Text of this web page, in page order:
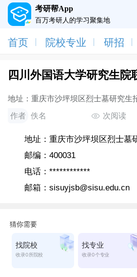
考研帮App
百万考研人的学习聚集地
首页 院校专业 研招
四川外国语大学研究生院
地址：重庆市沙坪坝区烈士墓研究生
400031电话：************邮箱：
作者 佚名 次阅读
地址：重庆市沙坪坝区烈士墓
邮编：400031
电话：************
邮箱：sisuyjsb@sisu.edu.cn